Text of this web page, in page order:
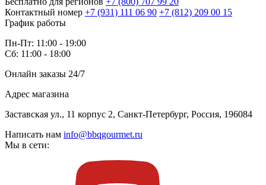
Контактный номер +7 (931) 111 06 90 +7 (812) 209 00 15
График работы
Пн-Пт: 11:00 - 19:00
Сб: 11:00 - 18:00
Онлайн заказы 24/7
Адрес магазина
Заставская ул., 11 корпус 2, Санкт-Петербург, Россия, 196084
Написать нам info@bbqgourmet.ru
Мы в сети: